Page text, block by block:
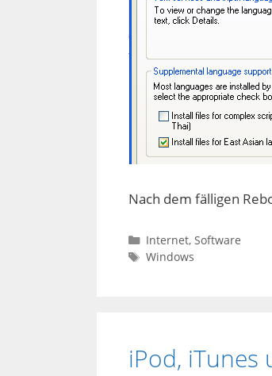
Nach dem fälligen
Kategorien
Internet, Software
Schlagwörter
Windows
iPod, iTunes